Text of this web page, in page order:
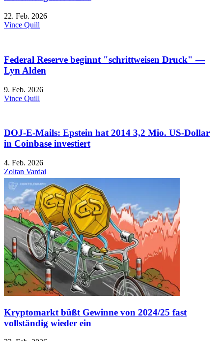
22. Feb. 2026
Vince Quill
Federal Reserve beginnt "schrittweisen Druck" —
Lyn Alden
9. Feb. 2026
Vince Quill
DOJ-E-Mails: Epstein hat 2014 3,2 Mio. US-Dollar
in Coinbase investiert
4. Feb. 2026
Zoltan Vardai
Kryptomarkt büßt Gewinne von 2024/25 fast
vollständig wieder ein